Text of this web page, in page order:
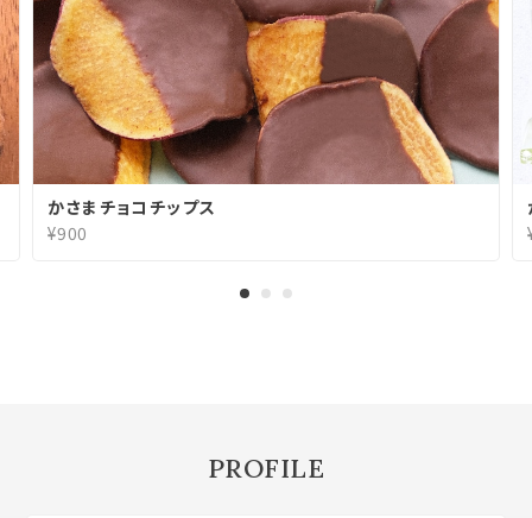
かさまチョコチップス
¥900
PROFILE